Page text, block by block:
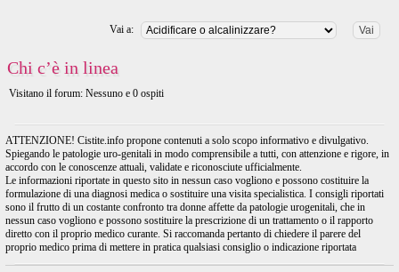
Vai a:
Chi c’è in linea
Visitano il forum: Nessuno e 0 ospiti
ATTENZIONE! Cistite.info propone contenuti a solo scopo informativo e divulgativo.
Spiegando le patologie uro-genitali in modo comprensibile a tutti, con attenzione e rigore, in
accordo con le conoscenze attuali, validate e riconosciute ufficialmente.
Le informazioni riportate in questo sito in nessun caso vogliono e possono costituire la
formulazione di una diagnosi medica o sostituire una visita specialistica. I consigli riportati
sono il frutto di un costante confronto tra donne affette da patologie urogenitali, che in
nessun caso vogliono e possono sostituire la prescrizione di un trattamento o il rapporto
diretto con il proprio medico curante. Si raccomanda pertanto di chiedere il parere del
proprio medico prima di mettere in pratica qualsiasi consiglio o indicazione riportata